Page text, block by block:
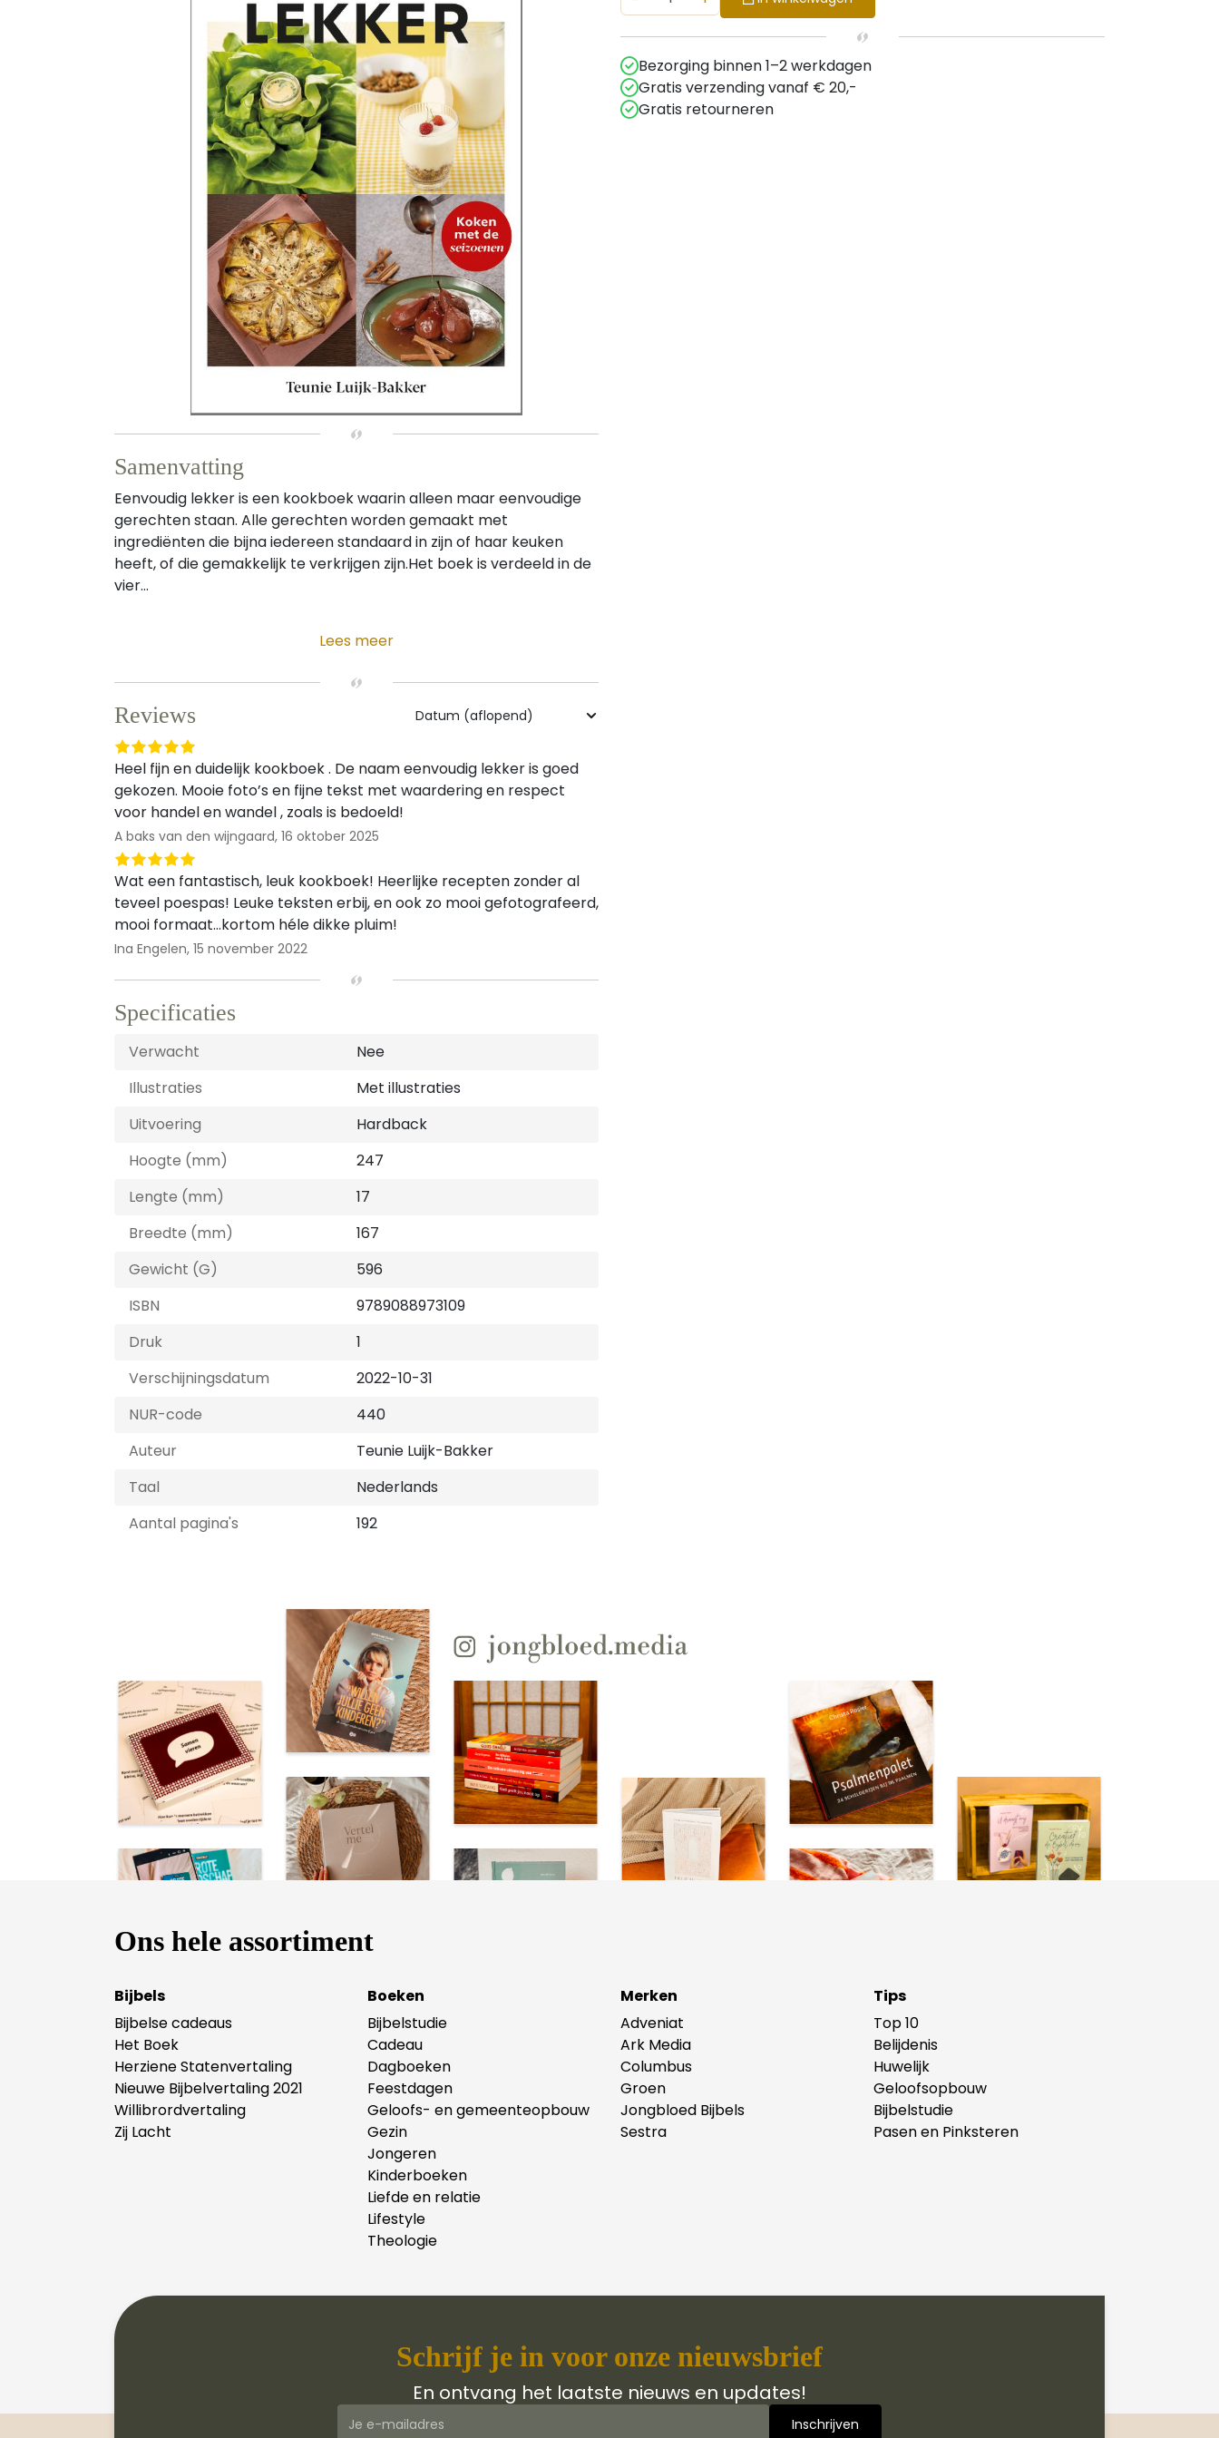
Samenvatting
Eenvoudig lekker is een kookboek waarin alleen maar eenvoudige
gerechten staan. Alle gerechten worden gemaakt met
ingrediënten die bijna iedereen standaard in zijn of haar keuken
heeft, of die gemakkelijk te verkrijgen zijn.Het boek is verdeeld in de
vier...
Lees meer
Reviews
Heel fijn en duidelijk kookboek . De naam eenvoudig lekker is goed
gekozen. Mooie foto’s en fijne tekst met waardering en respect
voor handel en wandel , zoals is bedoeld!
A baks van den wijngaard, 16 oktober 2025
Wat een fantastisch, leuk kookboek! Heerlijke recepten zonder al
teveel poespas! Leuke teksten erbij, en ook zo mooi gefotografeerd,
mooi formaat…kortom héle dikke pluim!
Ina Engelen, 15 november 2022
Specificaties
Verwacht
Nee
Illustraties
Met illustraties
Uitvoering
Hardback
Hoogte (mm)
247
Lengte (mm)
17
Breedte (mm)
167
Gewicht (G)
596
ISBN
9789088973109
Druk
1
Verschijningsdatum
2022-10-31
NUR-code
440
Auteur
Teunie Luijk-Bakker
Taal
Nederlands
Aantal pagina's
192
Bezorging binnen 1–2 werkdagen
Gratis verzending vanaf € 20,-
Gratis retourneren
Ons hele assortiment
Bijbels
Bijbelse cadeaus
Het Boek
Herziene Statenvertaling
Nieuwe Bijbelvertaling 2021
Willibrordvertaling
Zij Lacht
Boeken
Bijbelstudie
Cadeau
Dagboeken
Feestdagen
Geloofs- en gemeenteopbouw
Gezin
Jongeren
Kinderboeken
Liefde en relatie
Lifestyle
Theologie
Merken
Adveniat
Ark Media
Columbus
Groen
Jongbloed Bijbels
Sestra
Tips
Top 10
Belijdenis
Huwelijk
Geloofsopbouw
Bijbelstudie
Pasen en Pinksteren
Schrijf je in voor onze nieuwsbrief
En ontvang het laatste nieuws en updates!